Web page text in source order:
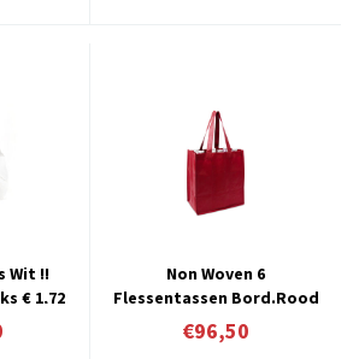
Wit !!
€ 1,72
Non Woven 6
Flessentassen Bord.Rood
verpakt á 50 stuks € 1,93
per stuk
€96,50